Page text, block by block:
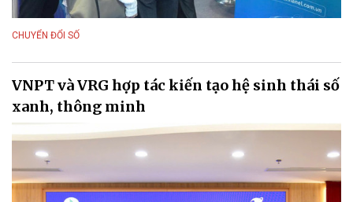
CHUYỂN ĐỔI SỐ
VNPT và VRG hợp tác kiến tạo hệ sinh thái số
xanh, thông minh